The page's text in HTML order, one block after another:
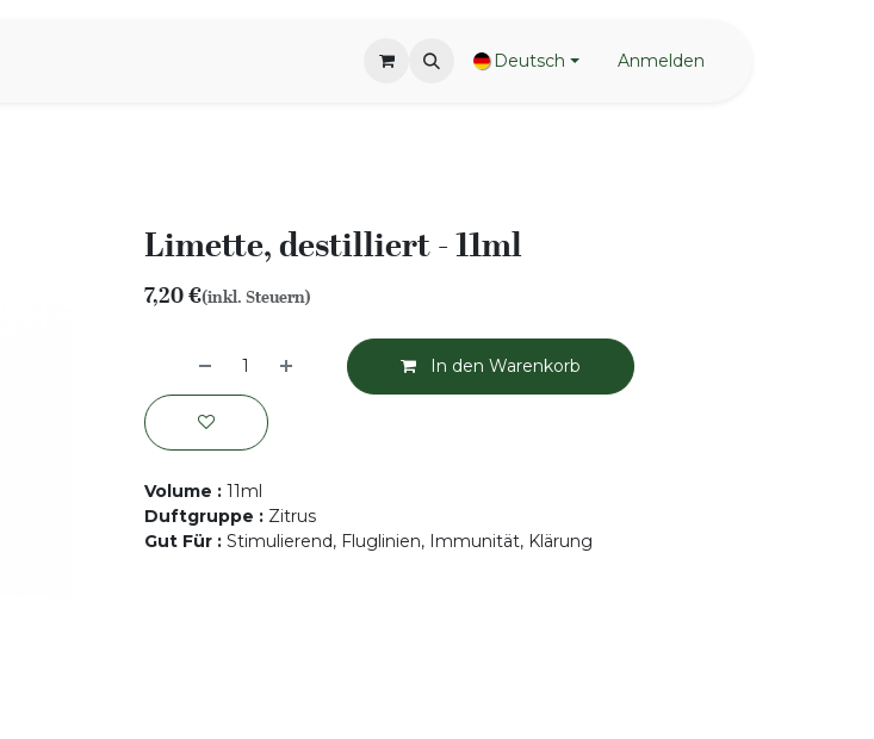
Deutsch Anmelden
Limette, destilliert - 11ml
7,20€(inkl. Steuern)
In den Warenkorb
Volume : 11ml
Duftgruppe : Zitrus
Gut Für : Stimulierend, Fluglinien, Immunität, Klärung